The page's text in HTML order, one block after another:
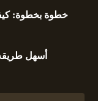
خطوة بخطوة:
أسهل